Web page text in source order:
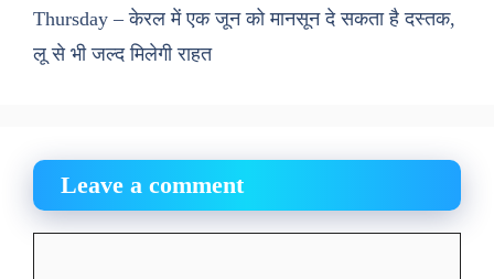
Thursday – केरल में एक जून को मानसून दे सकता है दस्तक,
लू से भी जल्द मिलेगी राहत
Leave a comment